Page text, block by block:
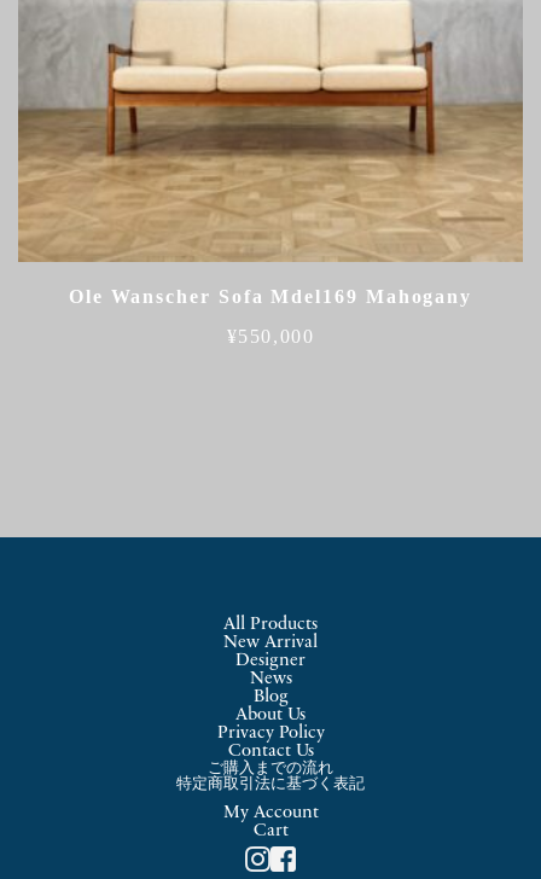
Ole Wanscher Sofa Mdel169 Mahogany
¥550,000
All Products
New Arrival
Designer
News
Blog
About Us
Privacy Policy
Contact Us
ご購入までの流れ
特定商取引法に基づく表記
My Account
Cart